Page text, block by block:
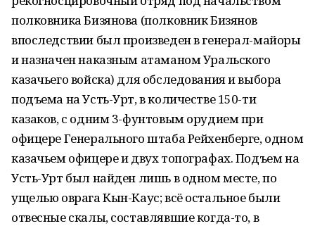
полковника Бизянова (полковник Бизянов
впоследствии был произведен в генерал-майоры
и назначен наказным атаманом Уральского
казачьего войска) для обследования и выбора
подъема на Усть-Урт, в количестве 150-ти
казаков, с одним 3-фунтовым орудием при
офицере Генерального штаба Рейхенберге, одном
казачьем офицере и двух топографах. Подъем на
Усть-Урт был найден лишь в одном месте, по
ущелью оврага Кын-Каус; всё остальное были
отвесные скалы, составлявшие когда-то, в